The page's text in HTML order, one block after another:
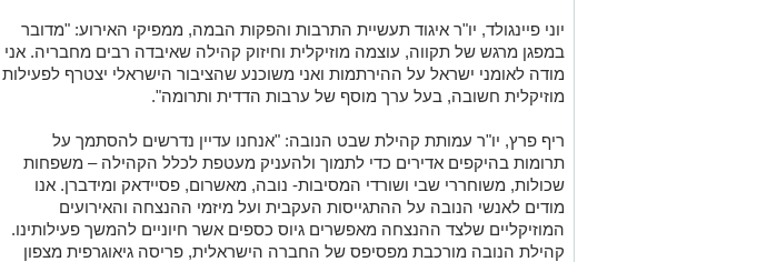
יוני פיינגולד, יו"ר איגוד תעשיית התרבות והפקות הבמה, ממפיקי האירוע: "מדובר
במפגן מרגש של תקווה, עוצמה מוזיקלית וחיזוק קהילה שאיבדה רבים מחבריה. אני
מודה לאומני ישראל על ההירתמות ואני משוכנע שהציבור הישראלי יצטרף לפעילות
מוזיקלית חשובה, בעל ערך מוסף של ערבות הדדית ותרומה".
ריף פרץ, יו"ר עמותת קהילת שבט הנובה: "אנחנו עדיין נדרשים להסתמך על
תרומות בהיקפים אדירים כדי לתמוך ולהעניק מעטפת לכלל הקהילה – משפחות
שכולות, משוחררי שבי ושורדי המסיבות- נובה, מאשרום, פסיידאק ומידברן. אנו
מודים לאנשי הנובה על ההתגייסות העקבית ועל מיזמי ההנצחה והאירועים
המוזיקליים שלצד ההנצחה מאפשרים גיוס כספים אשר חיוניים להמשך פעילותינו.
קהילת הנובה מורכבת מפסיפס של החברה הישראלית, פריסה גיאוגרפית מצפון